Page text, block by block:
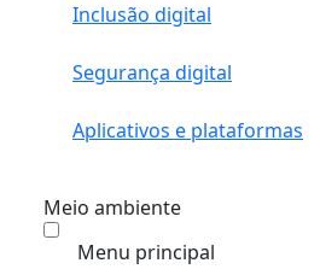
Inclusão digital
Segurança digital
Aplicativos e plataformas
Meio ambiente
Menu principal